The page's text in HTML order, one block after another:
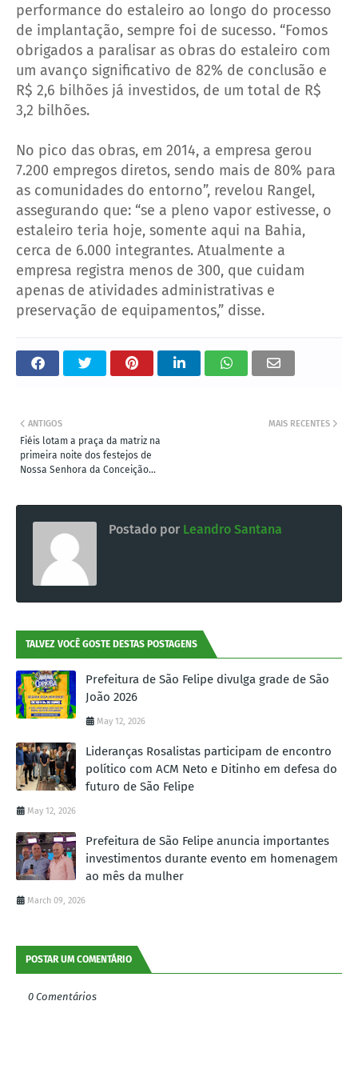
performance do estaleiro ao longo do processo
de implantação, sempre foi de sucesso. “Fomos
obrigados a paralisar as obras do estaleiro com
um avanço significativo de 82% de conclusão e
R$ 2,6 bilhões já investidos, de um total de R$
3,2 bilhões.
No pico das obras, em 2014, a empresa gerou
7.200 empregos diretos, sendo mais de 80% para
as comunidades do entorno”, revelou Rangel,
assegurando que: “se a pleno vapor estivesse, o
estaleiro teria hoje, somente aqui na Bahia,
cerca de 6.000 integrantes. Atualmente a
empresa registra menos de 300, que cuidam
apenas de atividades administrativas e
preservação de equipamentos,” disse.
MAIS RECENTES
ANTIGOS
Fiéis lotam a praça da matriz na
primeira noite dos festejos de
Nossa Senhora da Conceição...
Postado por Leandro Santana
TALVEZ VOCÊ GOSTE DESTAS POSTAGENS
Prefeitura de São Felipe divulga grade de São
João 2026
May 12, 2026
Lideranças Rosalistas participam de encontro
político com ACM Neto e Ditinho em defesa do
futuro de São Felipe
May 12, 2026
Prefeitura de São Felipe anuncia importantes
investimentos durante evento em homenagem
ao mês da mulher
March 09, 2026
POSTAR UM COMENTÁRIO
0 Comentários